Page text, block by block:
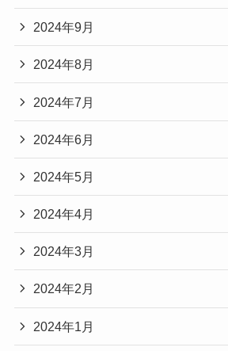
2024年9月
2024年8月
2024年7月
2024年6月
2024年5月
2024年4月
2024年3月
2024年2月
2024年1月